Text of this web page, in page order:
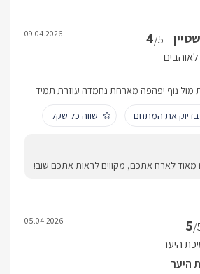
4/5
לאוהבים
09.04.2026
מול נוף יפהפה מארחת נחמדה עוזרת תמיד
את המתחם
שווה כל שקל
מאוד לארח אתכם, מקווים לראות אתכם שוב!
5/
היער
05.04.2026
היער